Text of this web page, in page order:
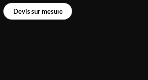
Devis sur mesure